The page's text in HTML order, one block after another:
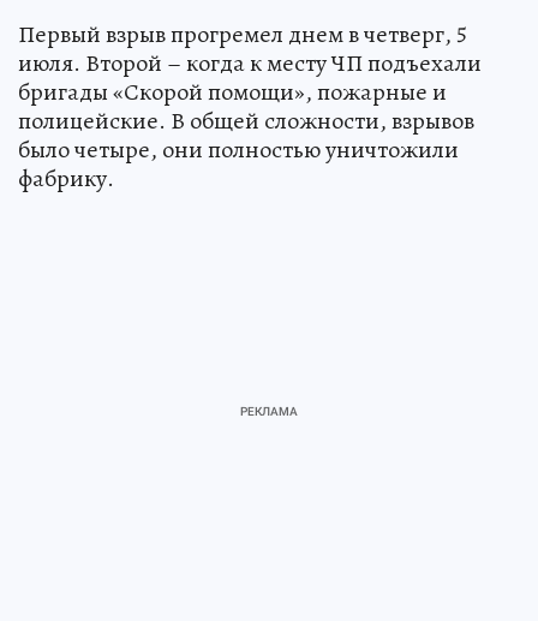
Первый взрыв прогремел днем в четверг, 5
июля. Второй – когда к месту ЧП подъехали
бригады «Скорой помощи», пожарные и
полицейские. В общей сложности, взрывов
было четыре, они полностью уничтожили
фабрику.